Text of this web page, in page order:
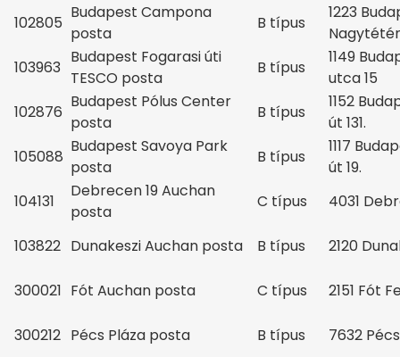
102805
Budapest Campona
posta
B típus
1223
103963
Budapest Fogarasi úti
TESCO posta
B típus
1149
utca 15
102876
Budapest Pólus Center
posta
B típus
1152
út 131.
105088
Budapest Savoya Park
posta
B típus
1117
út 19.
104131
Debrecen 19 Auchan
posta
C típus 4031
103822 Dunakeszi Auchan posta B típus 2120
300021 Fót Auchan posta C típus 2151 Fót
300212 Pécs Pláza posta B típus 7632